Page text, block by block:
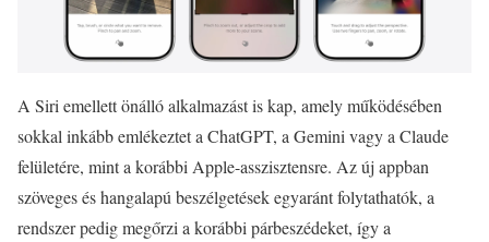
A Siri emellett önálló alkalmazást is kap, amely működésében
sokkal inkább emlékeztet a ChatGPT, a Gemini vagy a Claude
felületére, mint a korábbi Apple-asszisztensre. Az új appban
szöveges és hangalapú beszélgetések egyaránt folytathatók, a
rendszer pedig megőrzi a korábbi párbeszédeket, így a